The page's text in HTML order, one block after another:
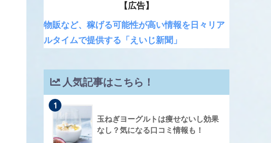
【広告】
物販など、稼げる可能性が高い情報を日々リア
ルタイムで提供する「えいじ新聞」
人気記事はこちら！
1
玉ねぎヨーグルトは痩せないし効果
なし？気になる口コミ情報も！